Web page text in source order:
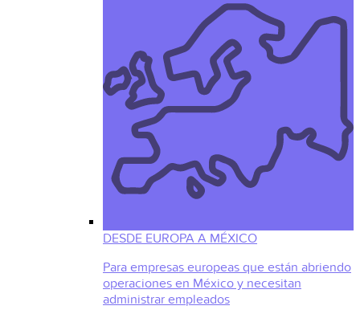
DESDE EUROPA A MÉXICO
Para empresas europeas que están abriendo
operaciones en México y necesitan
administrar empleados